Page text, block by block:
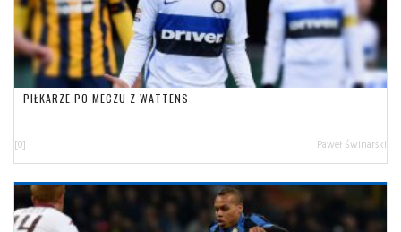
PIŁKARZE PO MECZU Z WATTENS
[0] Paweł Świnarski